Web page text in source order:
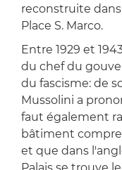
reconstruite
Place S. Marco.
Entre 1929 et
du chef du
du fascisme: de
Mussolini a
faut également
bâtiment
et que dans